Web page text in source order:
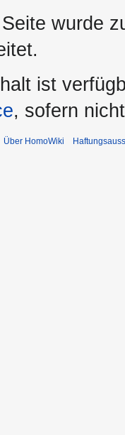
wurde
ist
, sofern
Über HomoWiki